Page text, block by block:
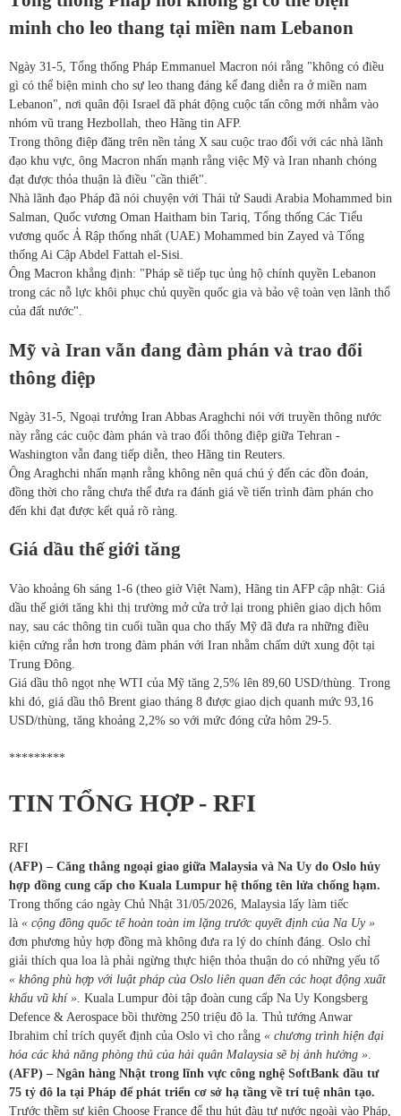
minh cho leo thang tại miền nam Lebanon
Ngày 31-5, Tổng thống Pháp Emmanuel Macron nói rằng "không có điều
gì có thể biện minh cho sự leo thang đáng kể đang diễn ra ở miền nam
Lebanon", nơi quân đội Israel đã phát động cuộc tấn công mới nhằm vào
nhóm vũ trang Hezbollah, theo Hãng tin AFP.
Trong thông điệp đăng trên nền tảng X sau cuộc trao đổi với các nhà lãnh
đạo khu vực, ông Macron nhấn mạnh rằng việc Mỹ và Iran nhanh chóng
đạt được thỏa thuận là điều "cần thiết".
Nhà lãnh đạo Pháp đã nói chuyện với Thái tử Saudi Arabia Mohammed bin
Salman, Quốc vương Oman Haitham bin Tariq, Tổng thống Các Tiểu
vương quốc Ả Rập thống nhất (UAE) Mohammed bin Zayed và Tổng
thống Ai Cập Abdel Fattah el-Sisi.
Ông Macron khẳng định: "Pháp sẽ tiếp tục ủng hộ chính quyền Lebanon
trong các nỗ lực khôi phục chủ quyền quốc gia và bảo vệ toàn vẹn lãnh thổ
của đất nước".
Mỹ và Iran vẫn đang đàm phán và trao đổi
thông điệp
Ngày 31-5, Ngoại trưởng Iran Abbas Araghchi nói với truyền thông nước
này rằng các cuộc đàm phán và trao đổi thông điệp giữa Tehran -
Washington vẫn đang tiếp diễn, theo Hãng tin Reuters.
Ông Araghchi nhấn mạnh rằng không nên quá chú ý đến các đồn đoán,
đồng thời cho rằng chưa thể đưa ra đánh giá về tiến trình đàm phán cho
đến khi đạt được kết quả rõ ràng.
Giá dầu thế giới tăng
Vào khoảng 6h sáng 1-6 (theo giờ Việt Nam), Hãng tin AFP cập nhật: Giá
dầu thế giới tăng khi thị trường mở cửa trở lại trong phiên giao dịch hôm
nay, sau các thông tin cuối tuần qua cho thấy Mỹ đã đưa ra những điều
kiện cứng rắn hơn trong đàm phán với Iran nhằm chấm dứt xung đột tại
Trung Đông.
Giá dầu thô ngọt nhẹ WTI của Mỹ tăng 2,5% lên 89,60 USD/thùng. Trong
khi đó, giá dầu thô Brent giao tháng 8 được giao dịch quanh mức 93,16
USD/thùng, tăng khoảng 2,2% so với mức đóng cửa hôm 29-5.
*********
TIN TỔNG HỢP - RFI
RFI
(AFP) – Căng thẳng ngoại giao giữa Malaysia và Na Uy do Oslo hủy
hợp đồng cung cấp cho Kuala Lumpur hệ thống tên lửa chống hạm.
Trong thống cáo ngày Chủ Nhật 31/05/2026, Malaysia lấy làm tiếc
là « cộng đồng quốc tế hoàn toàn im lặng trước quyết định của Na Uy »
đơn phương hủy hợp đồng mà không đưa ra lý do chính đáng. Oslo chỉ
giải thích qua loa là phải ngừng thực hiện thỏa thuận do có những yếu tố
« không phù hợp với luật pháp của Oslo liên quan đến các hoạt động xuất
khẩu vũ khí ». Kuala Lumpur đòi tập đoàn cung cấp Na Uy Kongsberg
Defence & Aerospace bồi thường 250 triệu đô la. Thủ tướng Anwar
Ibrahim chỉ trích quyết định của Oslo vì cho rằng « chương trình hiện đại
hóa các khả năng phòng thủ của hải quân Malaysia sẽ bị ảnh hưởng ».
(AFP) – Ngân hàng Nhật trong lĩnh vực công nghệ SoftBank đầu tư
75 tỷ đô la tại Pháp để phát triển cơ sở hạ tầng về trí tuệ nhân tạo.
Trước thềm sự kiện Choose France để thu hút đàu tư nước ngoài vào Pháp,